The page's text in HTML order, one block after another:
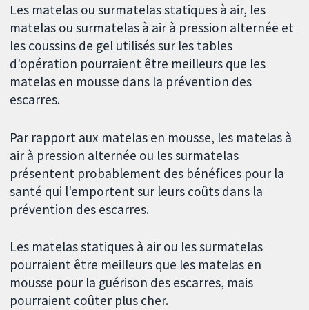
Les matelas ou surmatelas statiques à air, les
matelas ou surmatelas à air à pression alternée et
les coussins de gel utilisés sur les tables
d'opération pourraient être meilleurs que les
matelas en mousse dans la prévention des
escarres.
Par rapport aux matelas en mousse, les matelas à
air à pression alternée ou les surmatelas
présentent probablement des bénéfices pour la
santé qui l'emportent sur leurs coûts dans la
prévention des escarres.
Les matelas statiques à air ou les surmatelas
pourraient être meilleurs que les matelas en
mousse pour la guérison des escarres, mais
pourraient coûter plus cher.